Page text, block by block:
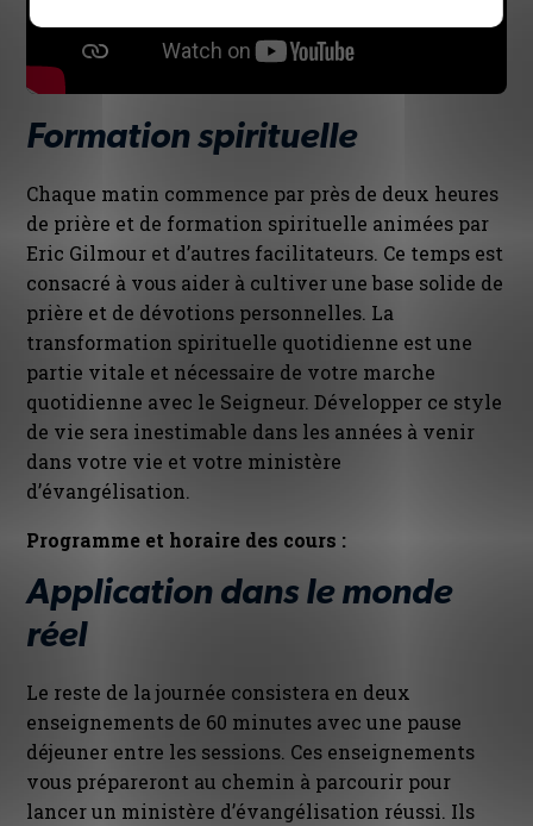
Formation spirituelle
Chaque matin commence par près de deux heures
de prière et de formation spirituelle animées par
Eric Gilmour et d’autres facilitateurs. Ce temps est
consacré à vous aider à cultiver une base solide de
prière et de dévotions personnelles. La
transformation spirituelle quotidienne est une
partie vitale et nécessaire de votre marche
quotidienne avec le Seigneur. Développer ce style
de vie sera inestimable dans les années à venir
dans votre vie et votre ministère
d’évangélisation.
Programme et horaire des cours :
Application dans le monde
réel
Le reste de la journée consistera en deux
enseignements de 60 minutes avec une pause
déjeuner entre les sessions. Ces enseignements
vous prépareront au chemin à parcourir pour
lancer un ministère d’évangélisation réussi. Ils